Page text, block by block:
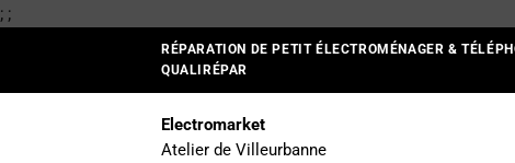
; ;Passer
RÉPARATION DE PETIT ÉLECTROMÉNAGER &
QUALIRÉPAR
Electromarket
Atelier de Villeurbanne